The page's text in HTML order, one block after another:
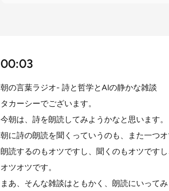
00:03
朝の言葉ラジオ- 詩と哲学とAIの静かな雑談
タカーシーでございます。
今朝は、詩を朗読してみようかなと思います。
朝に詩の朗読を聞くっていうのも、また一つオ
朗読するのもオツですし、聞くのもオツですし
オツオツです。
まあ、そんな雑談はともかく、朗読にいってみ